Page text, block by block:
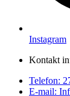
Instagram
Kontakt
Telefon:
E-mail: